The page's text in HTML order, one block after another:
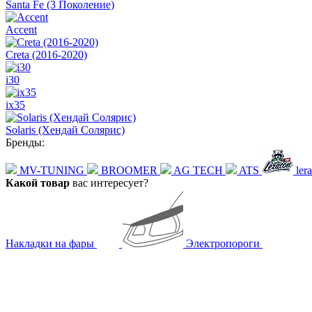
Santa Fe (3 Поколение)
Accent
Creta (2016-2020)
i30
ix35
Solaris (Хендай Солярис)
Бренды:
MV-TUNING BROOMER AG TECH ATS
Какой товар вас интересует?
Накладки на фары Электропороги